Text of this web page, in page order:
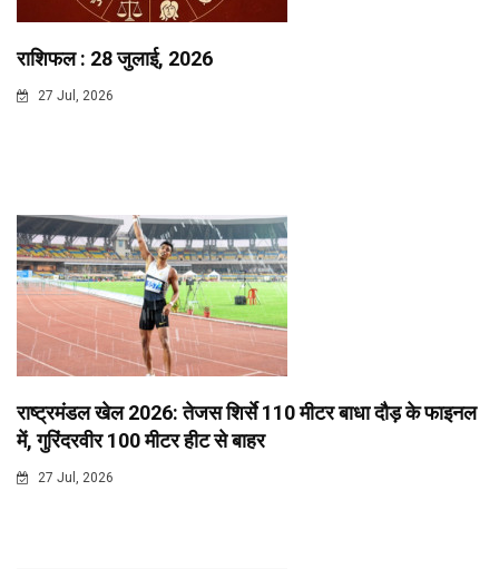
राशिफल : 28 जुलाई, 2026
27 Jul, 2026
राष्ट्रमंडल खेल 2026: तेजस शिर्से 110 मीटर बाधा दौड़ के फाइनल
में, गुरिंदरवीर 100 मीटर हीट से बाहर
27 Jul, 2026